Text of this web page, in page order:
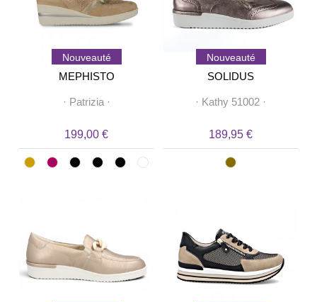
Nouveauté
MEPHISTO
· Patrizia·
199,00 €
Nouveauté
SOLIDUS
· Kathy 51002 ·
189,95 €